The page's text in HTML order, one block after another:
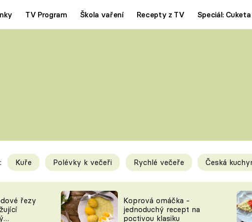
TV Program Škola vaření Recepty z TV Speciál: Cuketa
Tipy a triky
KAM ZA JÍDLEM
Kuře Polévky k večeři Rychlé večeře Česká
řezy
Koprová omáčka -
jednoduchý recept na
poctivou klasiku